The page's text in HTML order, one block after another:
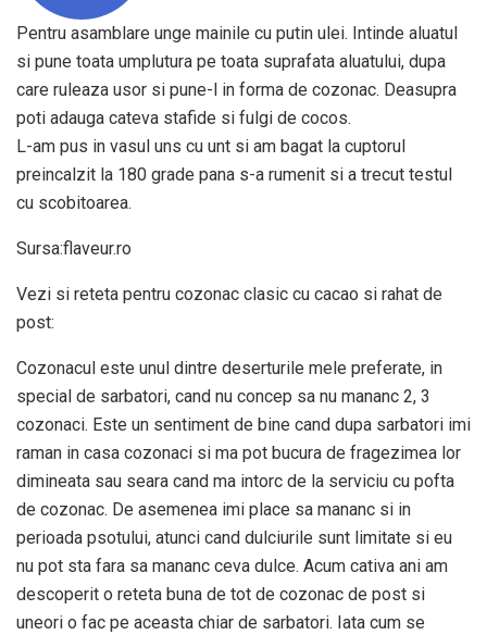
Pentru asamblare unge mainile cu putin ulei. Intinde aluatul
si pune toata umplutura pe toata suprafata aluatului, dupa
care ruleaza usor si pune-l in forma de cozonac. Deasupra
poti adauga cateva stafide si fulgi de cocos.
L-am pus in vasul uns cu unt si am bagat la cuptorul
preincalzit la 180 grade pana s-a rumenit si a trecut testul
cu scobitoarea.
Sursa:flaveur.ro
Vezi si reteta pentru cozonac clasic cu cacao si rahat de
post:
Cozonacul este unul dintre deserturile mele preferate, in
special de sarbatori, cand nu concep sa nu mananc 2, 3
cozonaci. Este un sentiment de bine cand dupa sarbatori imi
raman in casa cozonaci si ma pot bucura de fragezimea lor
dimineata sau seara cand ma intorc de la serviciu cu pofta
de cozonac. De asemenea imi place sa mananc si in
perioada psotului, atunci cand dulciurile sunt limitate si eu
nu pot sta fara sa mananc ceva dulce. Acum cativa ani am
descoperit o reteta buna de tot de cozonac de post si
uneori o fac pe aceasta chiar de sarbatori. Iata cum se